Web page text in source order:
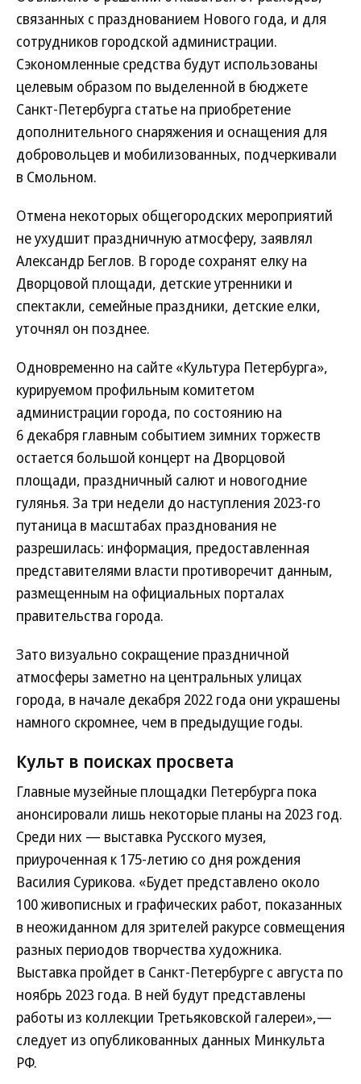
связанных с празднованием Нового года, и для
сотрудников городской администрации.
Сэкономленные средства будут использованы
целевым образом по выделенной в бюджете
Санкт-Петербурга статье на приобретение
дополнительного снаряжения и оснащения для
добровольцев и мобилизованных, подчеркивали
в Смольном.
Отмена некоторых общегородских мероприятий
не ухудшит праздничную атмосферу, заявлял
Александр Беглов. В городе сохранят елку на
Дворцовой площади, детские утренники и
спектакли, семейные праздники, детские елки,
уточнял он позднее.
Одновременно на сайте «Культура Петербурга»,
курируемом профильным комитетом
администрации города, по состоянию на
6 декабря главным событием зимних торжеств
остается большой концерт на Дворцовой
площади, праздничный салют и новогодние
гулянья. За три недели до наступления 2023-го
путаница в масштабах празднования не
разрешилась: информация, предоставленная
представителями власти противоречит данным,
размещенным на официальных порталах
правительства города.
Зато визуально сокращение праздничной
атмосферы заметно на центральных улицах
города, в начале декабря 2022 года они украшены
намного скромнее, чем в предыдущие годы.
Культ в поисках просвета
Главные музейные площадки Петербурга пока
анонсировали лишь некоторые планы на 2023 год.
Среди них — выставка Русского музея,
приуроченная к 175-летию со дня рождения
Василия Сурикова. «Будет представлено около
100 живописных и графических работ, показанных
в неожиданном для зрителей ракурсе совмещения
разных периодов творчества художника.
Выставка пройдет в Санкт-Петербурге с августа по
ноябрь 2023 года. В ней будут представлены
работы из коллекции Третьяковской галереи»,—
следует из опубликованных данных Минкульта
РФ.